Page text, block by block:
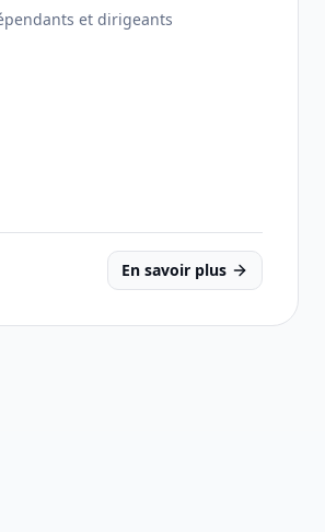
et dirigeants
En savoir plus